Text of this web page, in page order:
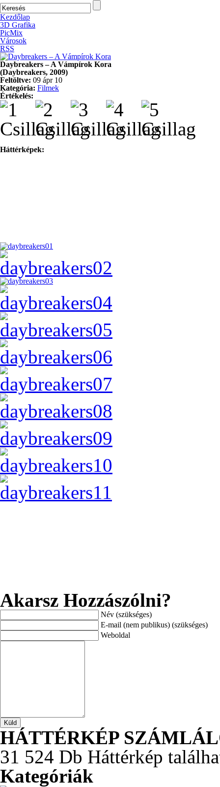
Kezdőlap
3D Grafika
PicMix
Városok
RSS
Daybreakers – A Vámpírok Kora
(Daybreakers, 2009)
Feltöltve: 09 ápr 10
Kategória: Filmek
Értékelés:
Háttérképek:
Akarsz Hozzászólni?
Név (szükséges)
E-mail (nem publikus) (szükséges)
Weboldal
HÁTTÉRKÉP
31 524 Db Háttérkép
Kategóriák